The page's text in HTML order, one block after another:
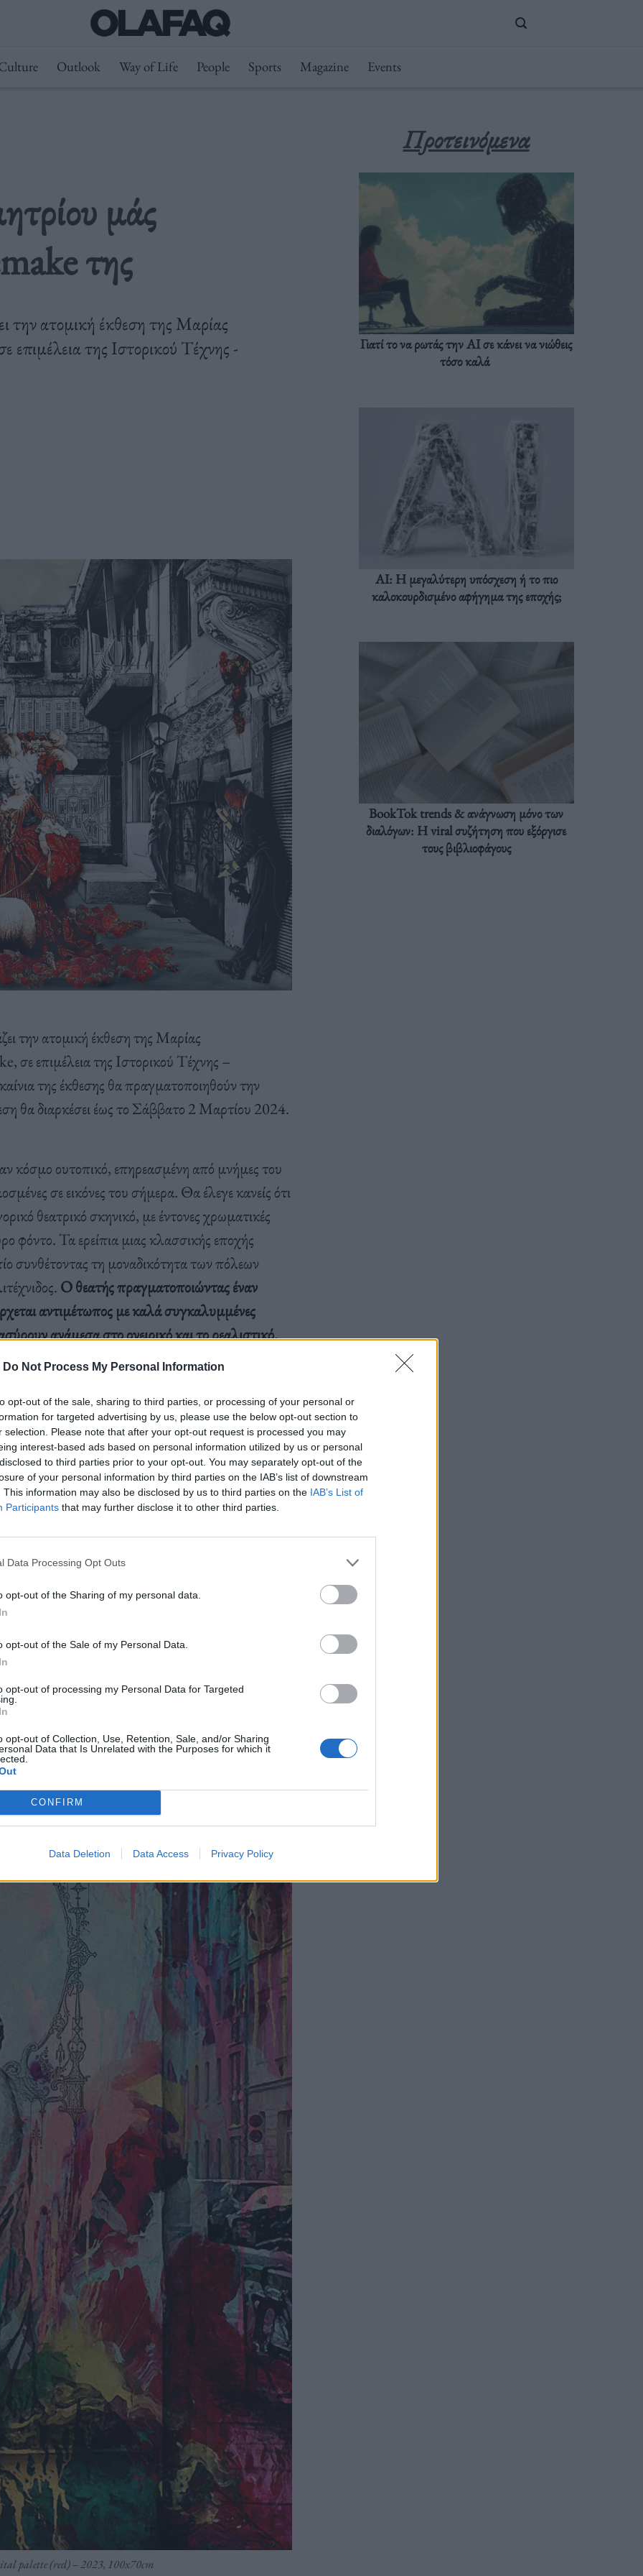
Do Not Process My Personal Information
opt-out of the sale, sharing to third parties, or processing of your personal or
for targeted advertising by us, please use the below opt-out section to
selection. Please note that after your opt-out request is processed you may
interest-based ads based on personal information utilized by us or personal
to third parties prior to your opt-out. You may separately opt-out of the
of your personal information by third parties on the IAB’s list of downstream
This information may also be disclosed by us to third parties on the IAB’s List of
Participants that may further disclose it to other third parties.
Data Processing Opt Outs
opt-out of the Sharing of my personal data.
opt-out of the Sale of my Personal Data.
opt-out of processing my Personal Data for Targeted
opt-out of Collection, Use, Retention, Sale, and/or Sharing
Data that Is Unrelated with the Purposes for which it
CONFIRM
Data Deletion Data Access Privacy Policy
Outlook Way of Life People Sports Magazine Events
μάς
της
την ατομική έκθεση της Μαρίας
επιμέλεια της Ιστορικού Τέχνης -
την ατομική έκθεση της Μαρίας
σε επιμέλεια της Ιστορικού Τέχνης –
της έκθεσης θα πραγματοποιηθούν την
θα διαρκέσει έως το Σάββατο 2 Μαρτίου 2024.
κόσμο ουτοπικό, επηρεασμένη από μνήμες του
σε εικόνες του σήμερα. Θα έλεγε κανείς ότι
θεατρικό σκηνικό, με έντονες χρωματικές
φόντο. Τα ερείπια μιας κλασσικής εποχής
συνθέτοντας τη μοναδικότητα των πόλεων
Ο θεατής πραγματοποιώντας έναν
αντιμέτωπος με καλά συγκαλυμμένες
ανάμεσα στο ονειρικό και το ρεαλιστικό.
δει ότι κρύβουν την επιτηδευμένη δημιουργία
ελεύθερη βούληση του καθενός κρίνοντας με
μεταξύ άλλων για την έκθεση:
remake και reimagining, ενεργοποιώντας
διδαχής και της εμπειρικής όσμωσης,
φαντασίας της, η Μαρία Διακοδημητρίου
γνώση και η αρχετυπική εικόνα
και καθρέφτης του νου με μεθόδους
«Η χρήση των πολυμέσων διατρέχει και
συμπράττει στο συναρπαστικό
αποτέλεσμα της ετερόχρονης και
palette (red) – 2023, 100x70cm
Προτεινόμενα
Γιατί το να ρωτάς την AI σε κάνει να νιώθεις
τόσο καλά
AI: Η μεγαλύτερη υπόσχεση ή το πιο
καλοκουρδισμένο αφήγημα της εποχής;
BookTok trends & ανάγνωση μόνο των
διαλόγων: Η viral συζήτηση που εξόργισε
τους βιβλιοφάγους